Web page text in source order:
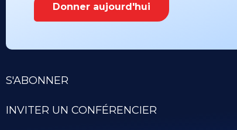
Donner aujourd'hui
S'ABONNER
INVITER UN CONFÉRENCIER